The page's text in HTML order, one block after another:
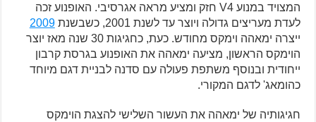
המצויד במנוע V4 חזק ומציע מראה אגרסיבי. האופנוע זכה
לעדת מעריצים גדולה ויוצר עד לשנת 2001, כשבשנת
2009
ייצרה ימאהה וימקס מחודש. כעת, כחגיגות 30 שנה מאז יוצר
הוימקס הראשון, מציעה ימאהה את האופנוע בגרסת קרבון
ייחודית ובנוסף משתפת פעולה עם סדנה לבניית דגם מיוחד
כהומאג' לדגם המקורי.
חגיגותיה של ימאהה את העשור השלישי להצגת הוימקס